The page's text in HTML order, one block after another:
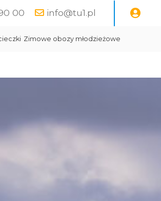
00 info@tu1.pl
Zimowe obozy młodzieżowe